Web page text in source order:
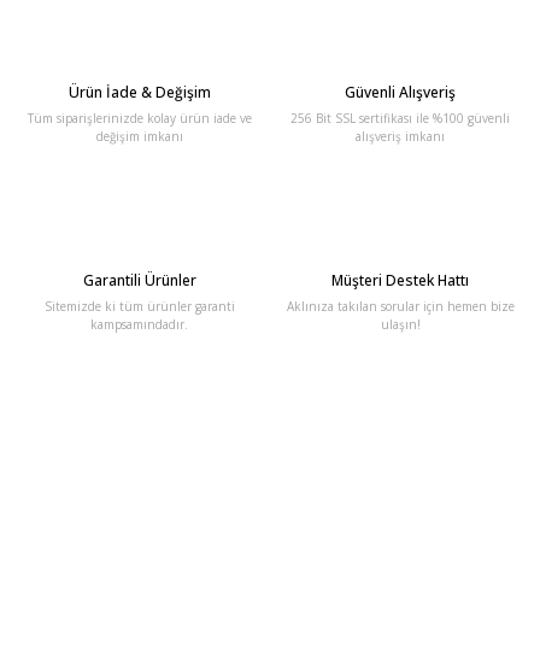
Ürün İade & Değişim
Tüm siparişlerinizde kolay ürün iade ve
değişim imkanı
Güvenli Alışveriş
256 Bit SSL sertifikası ile %100 güvenli
alışveriş imkanı
Garantili Ürünler
Sitemizde ki tüm ürünler garanti
kampsamındadır.
Müşteri Destek Hattı
Aklınıza takılan sorular için hemen bize
ulaşın!